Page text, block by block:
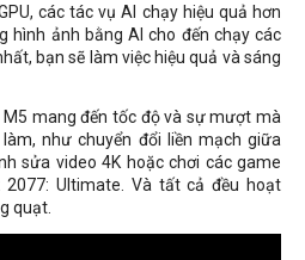
các tác vụ AI chạy hiệu quả hơn
hình ảnh bằng AI cho đến chạy các
bạn sẽ làm việc hiệu quả và sáng
M5 mang đến tốc độ và sự mượt mà
như chuyển đổi liền mạch giữa
sửa video 4K hoặc chơi các game
2077: Ultimate. Và tất cả đều hoạt
quạt.